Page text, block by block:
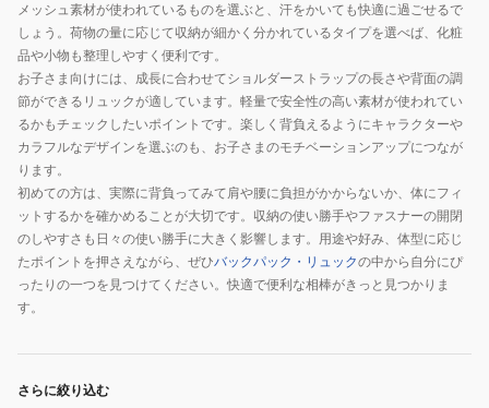
グ
リ
ュ
ッ
ク
サ
ッ
ク
メッシュ素材が使われているものを選ぶと、汗をかいても快適に過ごせるで
しょう。荷物の量に応じて収納が細かく分かれているタイプを選べば、化粧
品や小物も整理しやすく便利です。
お子さま向けには、成長に合わせてショルダーストラップの長さや背面の調
節ができるリュックが適しています。軽量で安全性の高い素材が使われてい
るかもチェックしたいポイントです。楽しく背負えるようにキャラクターや
カラフルなデザインを選ぶのも、お子さまのモチベーションアップにつなが
ります。
初めての方は、実際に背負ってみて肩や腰に負担がかからないか、体にフィ
ットするかを確かめることが大切です。収納の使い勝手やファスナーの開閉
のしやすさも日々の使い勝手に大きく影響します。用途や好み、体型に応じ
たポイントを押さえながら、ぜひバックパック・リュックの中から自分にぴ
ったりの一つを見つけてください。快適で便利な相棒がきっと見つかりま
す。
さらに絞り込む